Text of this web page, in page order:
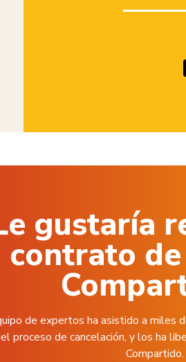
gustaría
contrato
de expertos ha asistido a miles
proceso de cancelación, y los ha
Compartido.